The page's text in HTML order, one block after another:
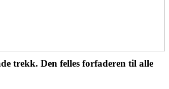
trekk. Den felles forfaderen til alle